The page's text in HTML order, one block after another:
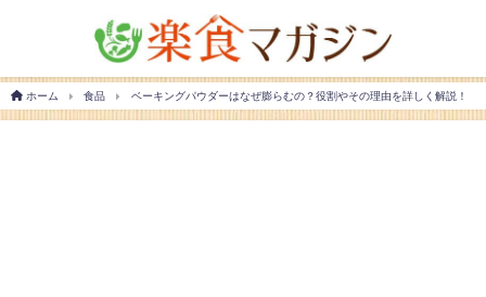
ホーム 食品 ベーキングパウダーはなぜ膨らむの？役割やその理由を詳しく解説！